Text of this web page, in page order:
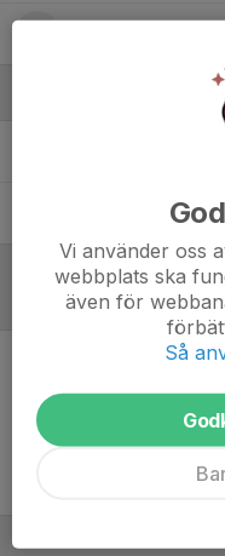
Staffan
Referat
Vi använder oss
webbplats ska
även för
Så